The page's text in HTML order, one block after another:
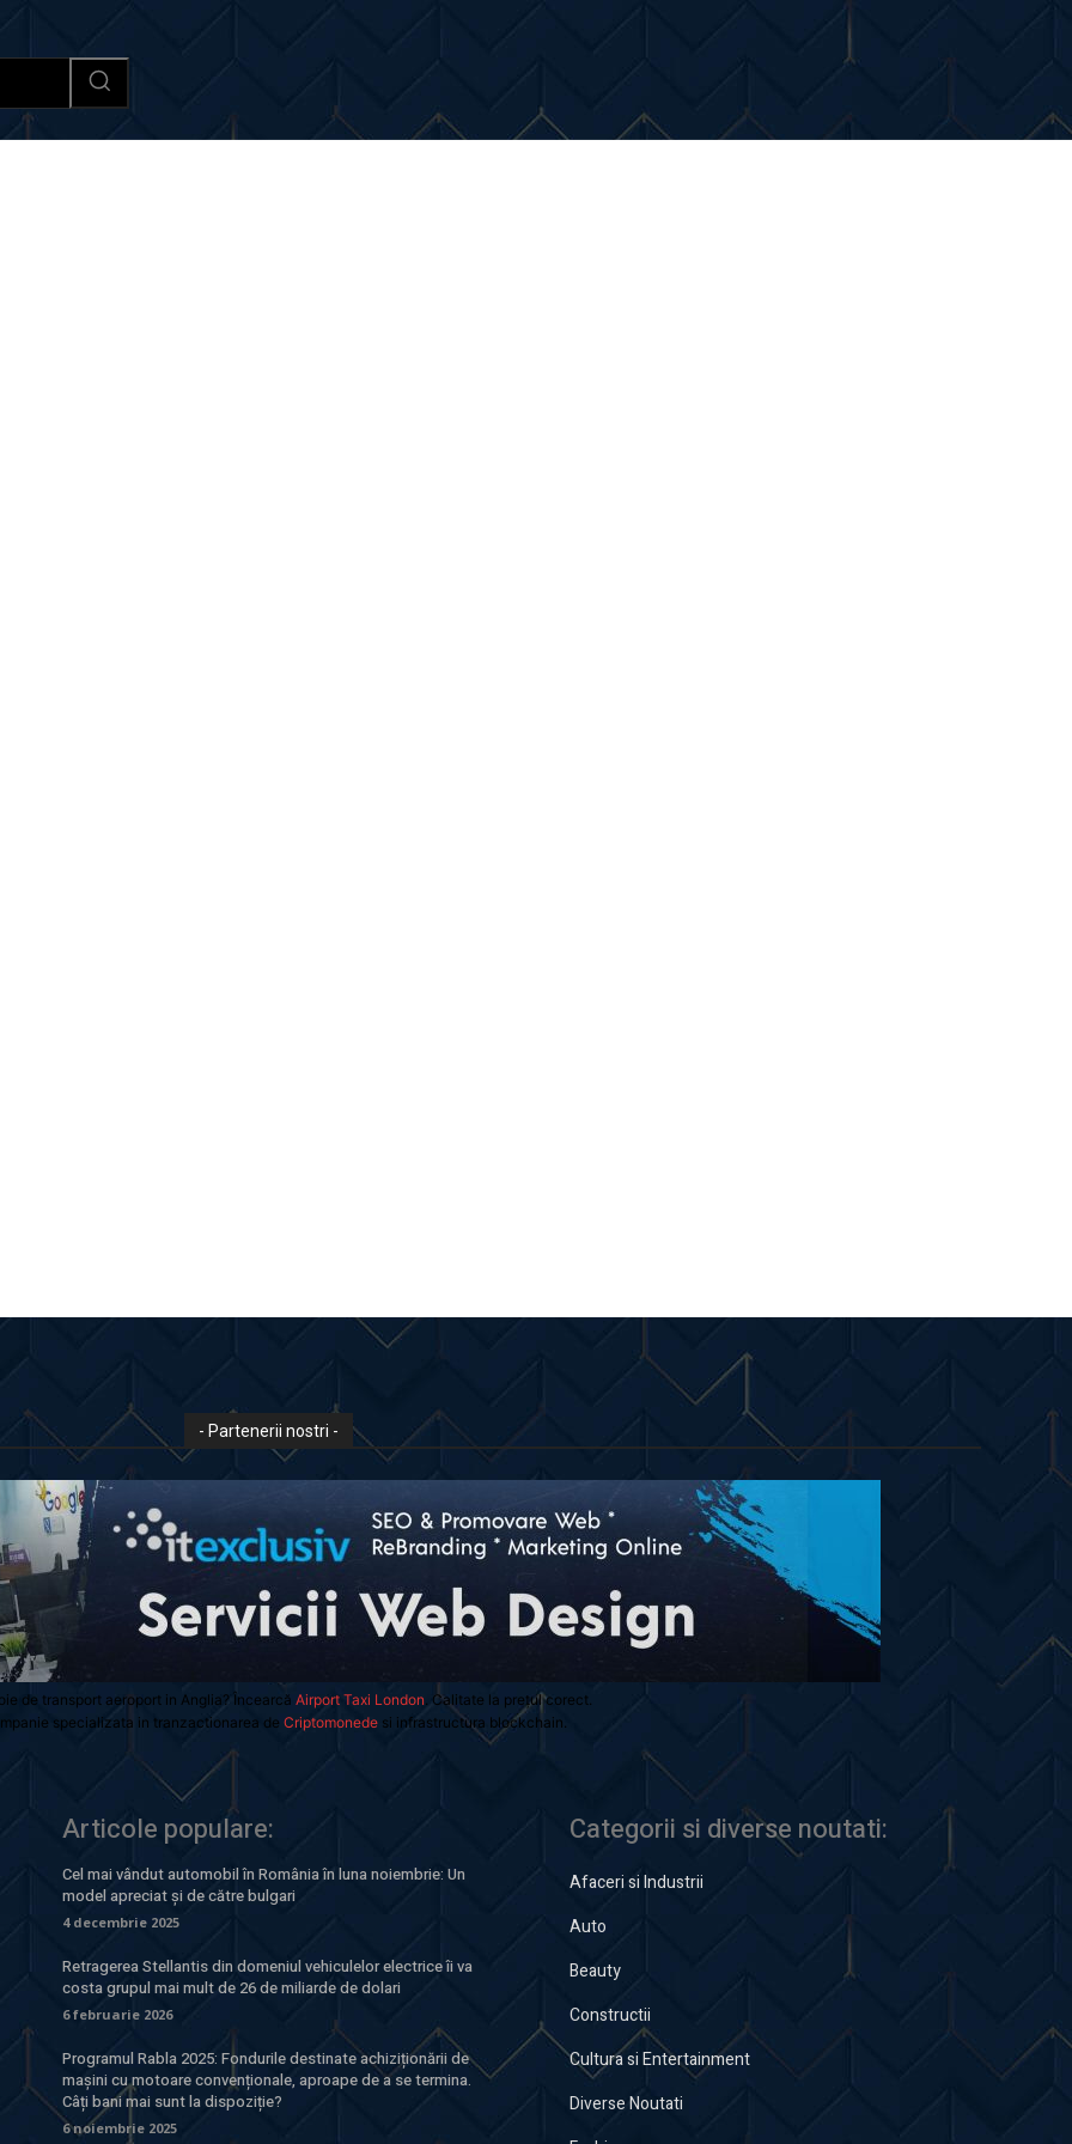
- Partenerii nostri -
de transport aeroport in Anglia? Încearcă Airport Taxi London. Calitate la prețul corect.
specializata in tranzactionarea de Criptomonedesi infrastructura blockchain.
Articole populare:
Cel mai vândut automobil în România în luna noiembrie: Un
model apreciat și de către bulgari
4 decembrie 2025
Retragerea Stellantis din domeniul vehiculelor electrice îi va
costa grupul mai mult de 26 de miliarde de dolari
6 februarie 2026
Programul Rabla 2025: Fondurile destinate achiziționării de
mașini cu motoare convenționale, aproape de a se termina.
Câți bani mai sunt la dispoziție?
6 noiembrie 2025
Categorii si diverse noutati:
Afaceri si Industrii
Auto
Beauty
Constructii
Cultura si Entertainment
Diverse Noutati